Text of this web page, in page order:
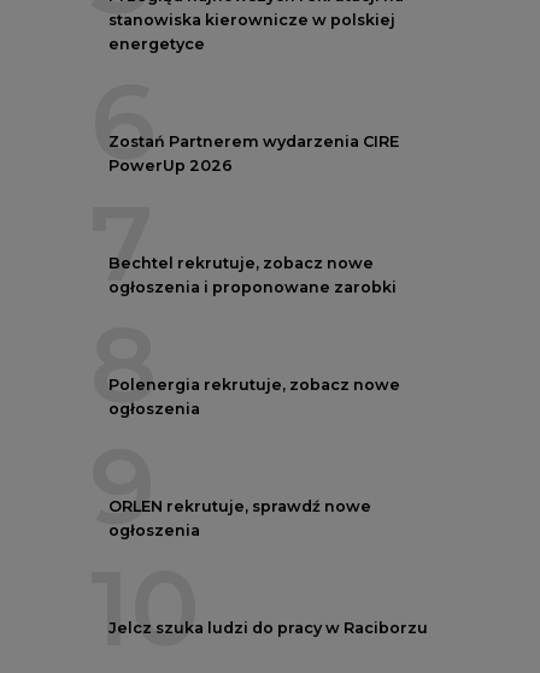
stanowiska kierownicze w polskiej
energetyce
6
Zostań Partnerem wydarzenia CIRE
PowerUp 2026
7
Bechtel rekrutuje, zobacz nowe
ogłoszenia i proponowane zarobki
8
Polenergia rekrutuje, zobacz nowe
ogłoszenia
9
ORLEN rekrutuje, sprawdź nowe
ogłoszenia
10
Jelcz szuka ludzi do pracy w Raciborzu